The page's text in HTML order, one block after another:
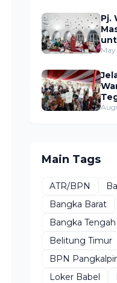
Pj.
di
Main Tags
ATR/BPN
Bangka Barat
Bangka Tengah
Belitung Timur
BPN
Loker Babel